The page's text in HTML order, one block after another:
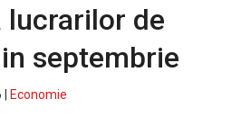
lucrarilor de
septembrie
Economie